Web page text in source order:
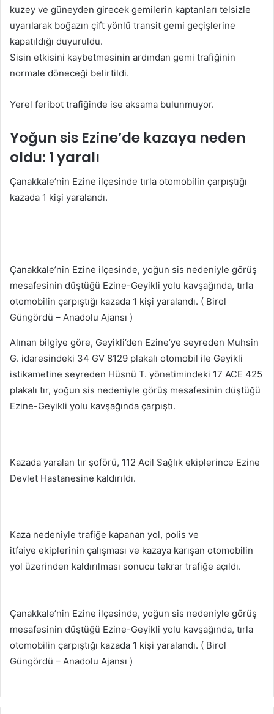
kuzey ve güneyden girecek gemilerin kaptanları telsizle
uyarılarak boğazın çift yönlü transit gemi geçişlerine
kapatıldığı duyuruldu.
Sisin etkisini kaybetmesinin ardından gemi trafiğinin
normale döneceği belirtildi.
Yerel feribot trafiğinde ise aksama bulunmuyor.
Yoğun sis Ezine’de kazaya neden
oldu: 1 yaralı
Çanakkale’nin Ezine ilçesinde tırla otomobilin çarpıştığı
kazada 1 kişi yaralandı.
Çanakkale’nin Ezine ilçesinde, yoğun sis nedeniyle görüş
mesafesinin düştüğü Ezine-Geyikli yolu kavşağında, tırla
otomobilin çarpıştığı kazada 1 kişi yaralandı. ( Birol
Güngördü – Anadolu Ajansı )
Alınan bilgiye göre, Geyikli’den Ezine’ye seyreden Muhsin
G. idaresindeki 34 GV 8129 plakalı otomobil ile Geyikli
istikametine seyreden Hüsnü T. yönetimindeki 17 ACE 425
plakalı tır, yoğun sis nedeniyle görüş mesafesinin düştüğü
Ezine-Geyikli yolu kavşağında çarpıştı.
Kazada yaralan tır şoförü, 112 Acil Sağlık ekiplerince Ezine
Devlet Hastanesine kaldırıldı.
Kaza nedeniyle trafiğe kapanan yol, polis ve
itfaiye ekiplerinin çalışması ve kazaya karışan otomobilin
yol üzerinden kaldırılması sonucu tekrar trafiğe açıldı.
Çanakkale’nin Ezine ilçesinde, yoğun sis nedeniyle görüş
mesafesinin düştüğü Ezine-Geyikli yolu kavşağında, tırla
otomobilin çarpıştığı kazada 1 kişi yaralandı. ( Birol
Güngördü – Anadolu Ajansı )